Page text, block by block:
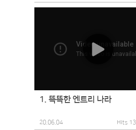
1. 똑똑한 엔트리 나라
20.06.04 Hits